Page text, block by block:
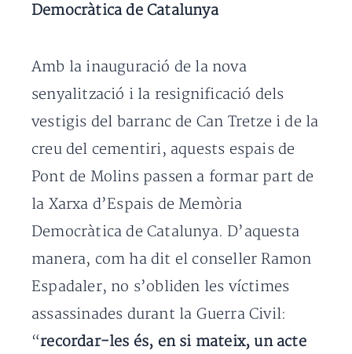
Democràtica de Catalunya
Amb la inauguració de la nova
senyalització i la resignificació dels
vestigis del barranc de Can Tretze i de la
creu del cementiri, aquests espais de
Pont de Molins passen a formar part de
la Xarxa d’Espais de Memòria
Democràtica de Catalunya. D’aquesta
manera, com ha dit el conseller Ramon
Espadaler, no s’obliden les víctimes
assassinades durant la Guerra Civil:
“recordar-les és, en si mateix, un acte